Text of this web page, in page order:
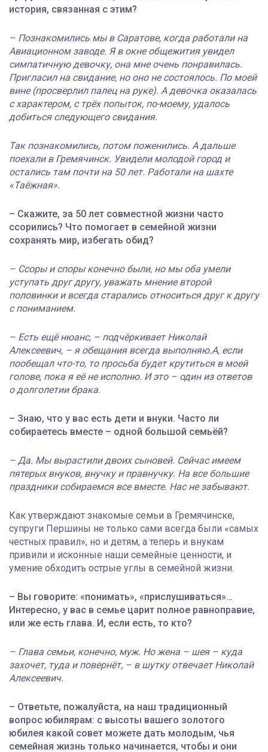
история, связанная с этим?
– Познакомились мы в Саратове, когда работали на
Авиационном заводе. Я в окне общежития увидел
симпатичную девочку, она мне очень понравилась.
Пригласил на свидание, но оно не состоялось. По моей
вине (просверлил палец на руке). А девочка оказалась
с характером, с трёх попыток, по-моему, удалось
добиться следующего свидания.
Так познакомились, потом поженились. А дальше
поехали в Гремячинск. Увидели молодой город и
остались там почти на 50 лет. Работали на шахте
«Таёжная».
– Скажите, за 50 лет совместной жизни часто
ссорились? Что помогает в семейной жизни
сохранять мир, избегать обид?
– Ссоры и споры конечно были, но мы оба умели
уступать друг другу, уважать мнение второй
половинки и всегда старались относиться друг к другу
с пониманием.
– Есть ещё нюанс, – подчёркивает Николай
Алексеевич, – я обещания всегда выполняю.А, если
пообещал что-то, то просьба будет крутиться в моей
голове, пока я её не исполню. И это – один из ответов
о долголетии брака.
– Знаю, что у вас есть дети и внуки. Часто ли
собираетесь вместе – одной большой семьёй?
– Да. Мы вырастили двоих сыновей. Сейчас имеем
пятерых внуков, внучку и правнучку. На все большие
праздники собираемся все вместе. Нас не забывают.
Как утверждают знакомые семьи в Гремячинске,
супруги Першины не только сами всегда были «самых
честных правил», но и детям, а теперь и внукам
привили и исконные наши семейные ценности, и
умение обходить острые углы в семейной жизни.
– Вы говорите: «понимать», «прислушиваться»…
Интересно, у вас в семье царит полное равноправие,
или же есть глава. И, если есть, то кто?
– Глава семьи, конечно, муж. Но жена – шея – куда
захочет, туда и повернёт, – в шутку отвечает Николай
Алексеевич.
– Ответьте, пожалуйста, на наш традиционный
вопрос юбилярам: с высоты вашего золотого
юбилея какой совет можете дать молодым, чья
семейная жизнь только начинается, чтобы и они